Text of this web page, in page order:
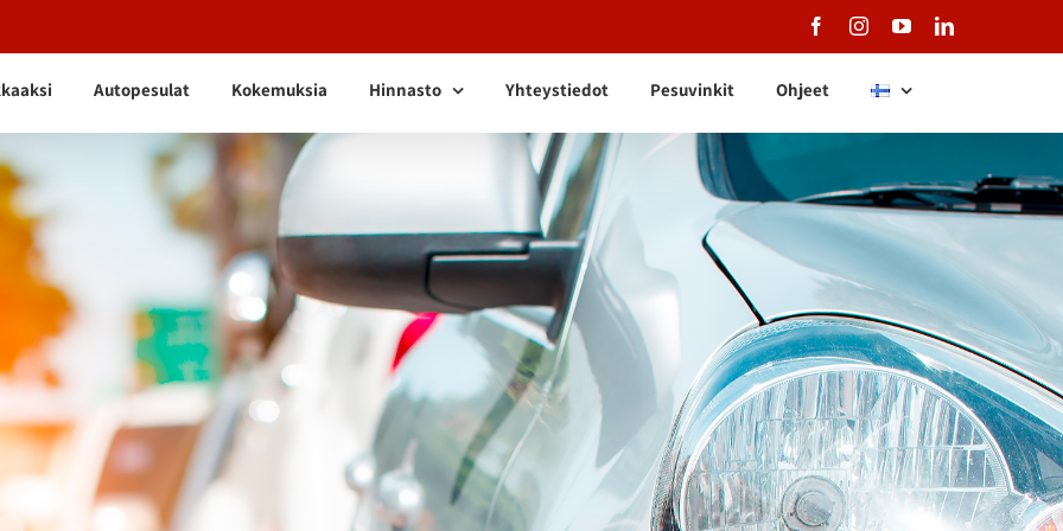
FacebookInstagramYouTubeLinkedIn
Autopesulat Kokemuksia Hinnasto Yhteystiedot Pesuvinkit Ohjeet